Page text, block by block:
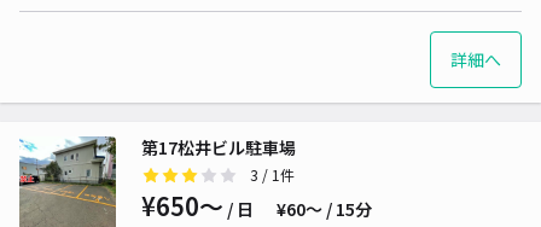
詳細へ
第17松井ビル駐車場
3 / 1件
¥650〜 / 日 ¥60〜 / 15分